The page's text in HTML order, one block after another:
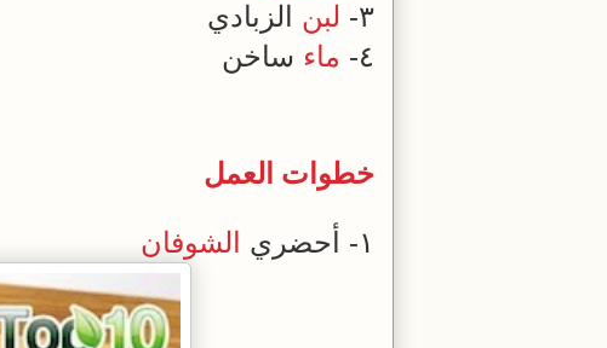
٣-
لبن الزبادي
٤-
ماء ساخن
خطوات العمل
١- أحضري الشوفان